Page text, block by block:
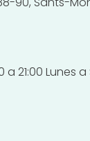
a 21:00